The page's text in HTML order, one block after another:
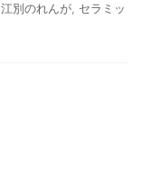
江別のれんが, セラミッ